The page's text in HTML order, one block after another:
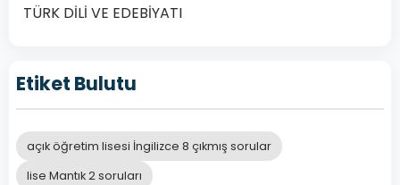
Yılı
Açık
Lise
Türk
Dili
ve
TÜRK DİLİ VE EDEBİYATI
Etiket Bulutu
açık öğretim lisesi İngilizce 8 çıkmış sorular
lise Mantık 2 soruları